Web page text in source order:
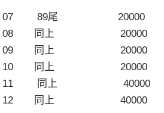
07 89尾 20000
08 同上 20000
09 同上 20000
10 同上 20000
11 同上 40000
12 同上 40000